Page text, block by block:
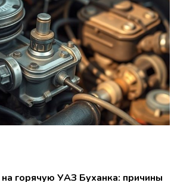
горячую УАЗ Буханка: причины